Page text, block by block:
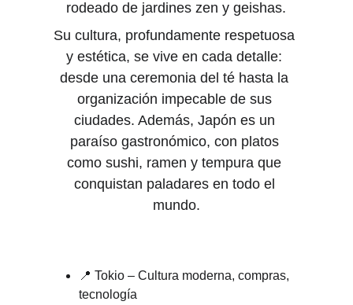
rodeado de jardines zen y geishas.
Su cultura, profundamente respetuosa
y estética, se vive en cada detalle:
desde una ceremonia del té hasta la
organización impecable de sus
ciudades. Además, Japón es un
paraíso gastronómico, con platos
como sushi, ramen y tempura que
conquistan paladares en todo el
mundo.
📍 Tokio – Cultura moderna, compras,
tecnología